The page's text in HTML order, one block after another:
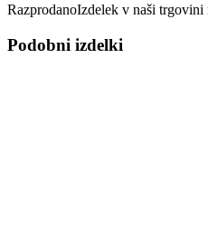
RazprodanoIzdelek v naši trgovini
Podobni izdelki